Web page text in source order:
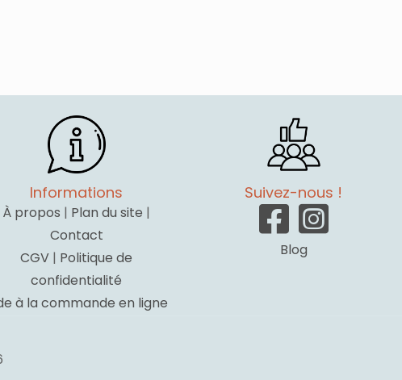
Informations
À propos | Plan du site |
Contact
CGV | Politique de
confidentialité
à la commande en ligne
Suivez-nous !
Blog